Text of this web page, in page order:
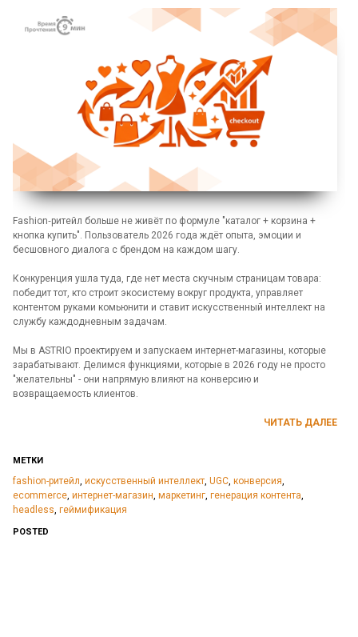
Fashion‑ритейл больше не живёт по формуле "каталог + корзина +
кнопка купить". Пользователь 2026 года ждёт опыта, эмоции и
бесшовного диалога с брендом на каждом шагу.
Конкуренция ушла туда, где нет места скучным страницам товара:
победит тот, кто строит экосистему вокруг продукта, управляет
контентом руками комьюнити и ставит искусственный интеллект на
службу каждодневным задачам.
Мы в ASTRIO проектируем и запускаем интернет-магазины, которые
зарабатывают. Делимся функциями, которые в 2026 году не просто
"желательны" - они напрямую влияют на конверсию и
возвращаемость клиентов.
ЧИТАТЬ ДАЛЕЕ
МЕТКИ
fashion-ритейл, искусственный интеллект, UGC, конверсия,
ecommerce, интернет-магазин, маркетинг, генерация контента,
headless, геймификация
POSTED